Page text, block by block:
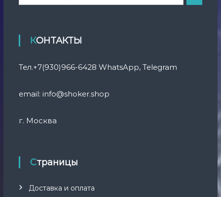
КОНТАКТЫ
Тел.+7(930)966-6428 WhatsApp, Telegram
email: info@shoker.shop
г. Москва
Страницы
Доставка и оплата